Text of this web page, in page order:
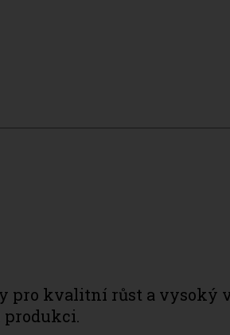
pro kvalitní růst a vysoký
produkci.